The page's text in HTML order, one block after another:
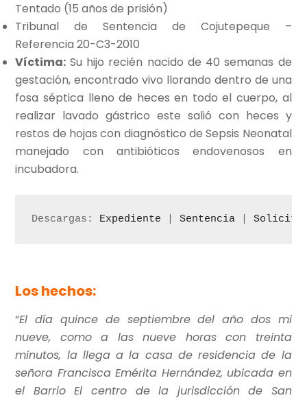
Tentado (15 años de prisión)
Tribunal de Sentencia de Cojutepeque –
Referencia 20-C3-2010
Víctima: Su hijo recién nacido de 40 semanas de
gestación, encontrado vivo llorando dentro de una
fosa séptica lleno de heces en todo el cuerpo, al
realizar lavado gástrico este salió con heces y
restos de hojas con diagnóstico de Sepsis Neonatal
manejado con antibióticos endovenosos en
incubadora.
Descargas: Expediente | Sentencia |
Los hechos:
“El día quince de septiembre del año dos mi
nueve, como a las nueve horas con treinta
minutos, la llega a la casa de residencia de la
señora Francisca Emérita Hernández, ubicada en
el Barrio El centro de la jurisdicción de San